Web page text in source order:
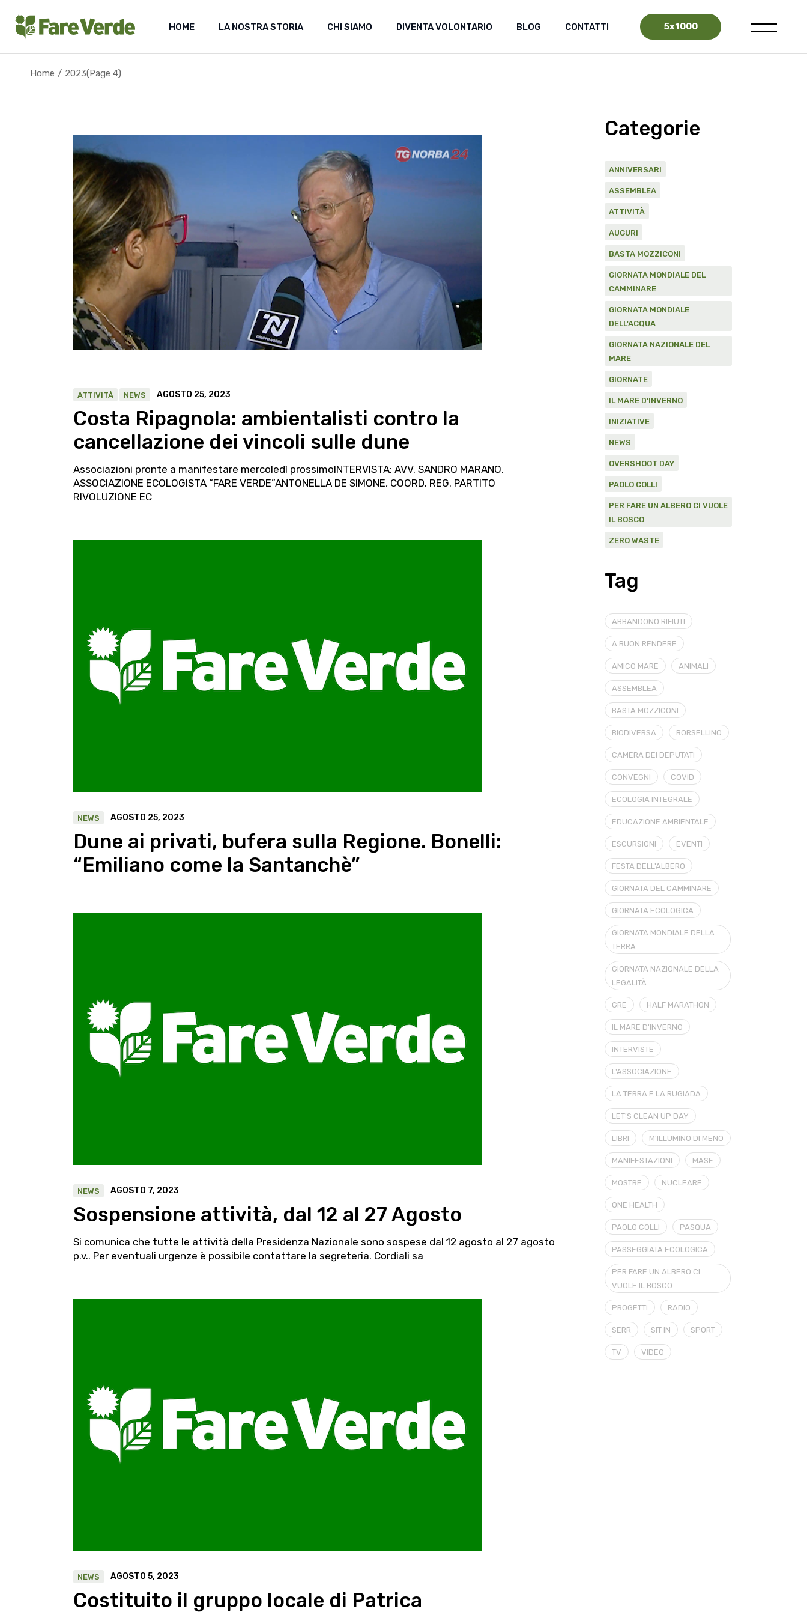
the
content
HOME LA NOSTRA STORIA CHI SIAMO DIVENTA VOLONTARIO BLOG CONTATTI 5x1000
Home 2023(Page 4)
ATTIVITÀ NEWS AGOSTO 25, 2023
Costa Ripagnola: ambientalisti contro la
cancellazione dei vincoli sulle dune
Associazioni pronte a manifestare mercoledì prossimoINTERVISTA: AVV. SANDRO MARANO,
ASSOCIAZIONE ECOLOGISTA “FARE VERDE”ANTONELLA DE SIMONE, COORD. REG. PARTITO
RIVOLUZIONE EC
NEWS AGOSTO 25, 2023
Dune ai privati, bufera sulla Regione. Bonelli:
“Emiliano come la Santanchè”
NEWS AGOSTO 7, 2023
Sospensione attività, dal 12 al 27 Agosto
Si comunica che tutte le attività della Presidenza Nazionale sono sospese dal 12 agosto al 27 agosto
p.v.. Per eventuali urgenze è possibile contattare la segreteria. Cordiali sa
NEWS AGOSTO 5, 2023
Costituito il gruppo locale di Patrica
Categorie
ANNIVERSARI
ASSEMBLEA
ATTIVITÀ
AUGURI
BASTA MOZZICONI
GIORNATA MONDIALE DEL
CAMMINARE
GIORNATA MONDIALE
DELL'ACQUA
GIORNATA NAZIONALE DEL
MARE
GIORNATE
IL MARE D'INVERNO
INIZIATIVE
NEWS
OVERSHOOT DAY
PAOLO COLLI
PER FARE UN ALBERO CI VUOLE
IL BOSCO
ZERO WASTE
Tag
ABBANDONO RIFIUTI
A BUON RENDERE
AMICO MARE ANIMALI
ASSEMBLEA
BASTA MOZZICONI
BIODIVERSA BORSELLINO
CAMERA DEI DEPUTATI
CONVEGNI COVID
ECOLOGIA INTEGRALE
EDUCAZIONE AMBIENTALE
ESCURSIONI EVENTI
FESTA DELL'ALBERO
GIORNATA DEL CAMMINARE
GIORNATA ECOLOGICA
GIORNATA MONDIALE DELLA
TERRA
GIORNATA NAZIONALE DELLA
LEGALITÀ
GRE HALF MARATHON
IL MARE D'INVERNO
INTERVISTE
L'ASSOCIAZIONE
LA TERRA E LA RUGIADA
LET'S CLEAN UP DAY
LIBRI M'ILLUMINO DI MENO
MANIFESTAZIONI MASE
MOSTRE NUCLEARE
ONE HEALTH
PAOLO COLLI PASQUA
PASSEGGIATA ECOLOGICA
PER FARE UN ALBERO CI
VUOLE IL BOSCO
PROGETTI RADIO
SERR SIT IN SPORT
TV VIDEO